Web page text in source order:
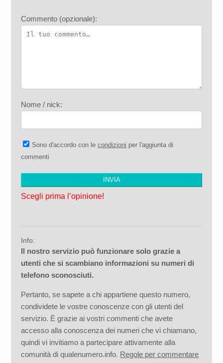
Commento (opzionale):
Nome / nick:
Sono d'accordo con lecondizioni per l'aggiunta di
commenti
Scegli prima l’opinione!
Info:
Il nostro servizio può funzionare solo grazie a
utenti che si scambiano informazioni su numeri di
telefono sconosciuti.
Pertanto, se sapete a chi appartiene questo numero,
condividete le vostre conoscenze con gli utenti del
servizio. È grazie ai vostri commenti che avete
accesso alla conoscenza dei numeri che vi chiamano,
quindi vi invitiamo a partecipare attivamente alla
comunità di qualenumero.info. Regole per commentare